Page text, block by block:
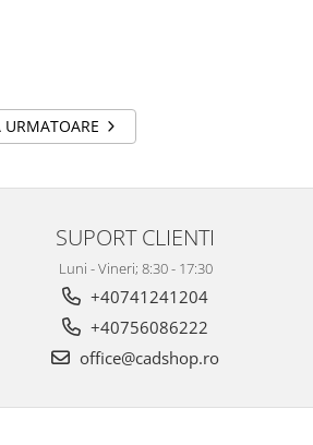
URMATOARE
SUPORT CLIENTI
Luni - Vineri; 8:30 - 17:30
+40741241204
+40756086222
office@cadshop.ro